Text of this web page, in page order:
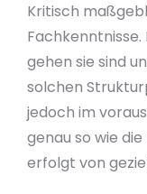
Kritisch
gehen sie sind
solchen
jedoch im
genau so wie
erfolgt von